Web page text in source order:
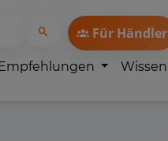
Für Händler
Wissen